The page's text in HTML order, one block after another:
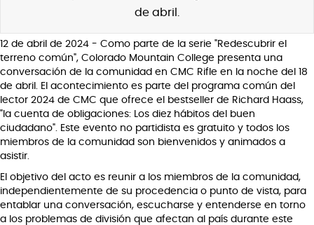
de abril.
12 de abril de 2024 - Como parte de la serie "Redescubrir el
terreno común", Colorado Mountain College presenta una
conversación de la comunidad en CMC Rifle en la noche del 18
de abril. El acontecimiento es parte del programa común del
lector 2024 de CMC que ofrece el bestseller de Richard Haass,
"la cuenta de obligaciones: Los diez hábitos del buen
ciudadano". Este evento no partidista es gratuito y todos los
miembros de la comunidad son bienvenidos y animados a
asistir.
El objetivo del acto es reunir a los miembros de la comunidad,
independientemente de su procedencia o punto de vista, para
entablar una conversación, escucharse y entenderse en torno
a los problemas de división que afectan al país durante este